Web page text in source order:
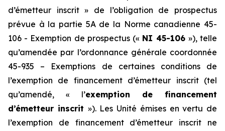
d’émetteur inscrit » de l’obligation de prospectus
prévue à la partie 5A de la Norme canadienne 45-
106 - Exemption de prospectus(« NI 45-106 »), telle
qu’amendée par l’ordonnance générale coordonnée
45-935 – Exemptions de certaines conditions de
l’exemption de financement d’émetteur inscrit(tel
qu’amendé, « l’exemption de financement
d’émetteur inscrit »). Les Unité émises en vertu de
l’exemption de financement d’émetteur inscrit ne